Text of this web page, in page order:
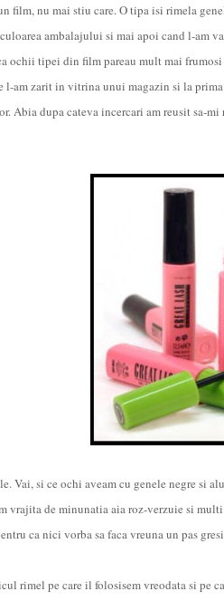
film, nu mai stiu care. O tipa isi rimela
ambalajului si mai apoi cand l-am
ochii tipei din film pareau mult mai
am zarit in vitrina unui magazin si la
Abia dupa cateva incercari am reusit sa-
Vai, si ce ochi aveam cu genele negre si
vrajita de minunatia aia roz-verzuie si
ca nici vorba sa faca vreuna un pas
rimel pe care il folosisem vreodata si pe